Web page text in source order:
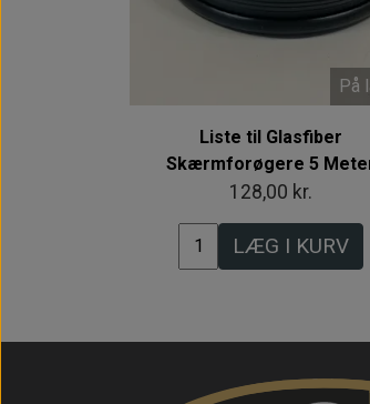
På
Liste til Glasfiber
Skærmforøgere 5
128,00 kr.
LÆG I KURV